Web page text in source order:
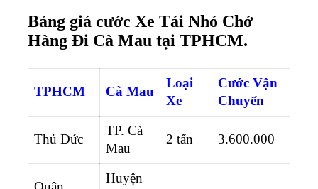
Bảng giá cước Xe Tải Nhỏ Chở
Hàng Đi Cà Mau tại TPHCM.
TPHCM Cà Mau
Loại
Xe
Cước Vận
Chuyển
Thủ Đức
TP. Cà
Mau
2 tấn 3.600.000
Huyện